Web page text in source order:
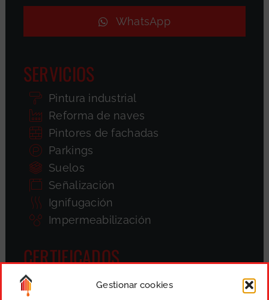
Gestionar cookies
WhatsApp
SERVICIOS
Pintura industrial
Reforma de naves
Pintores de fachadas
Parkings
Suelos
Señalización
Ignifugación
Impermeabilización
CERTIFICADOS